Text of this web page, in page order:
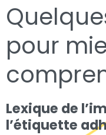
pour
Lexique de
l’étiquette